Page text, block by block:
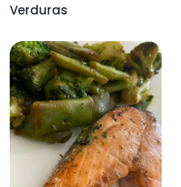
Verduras